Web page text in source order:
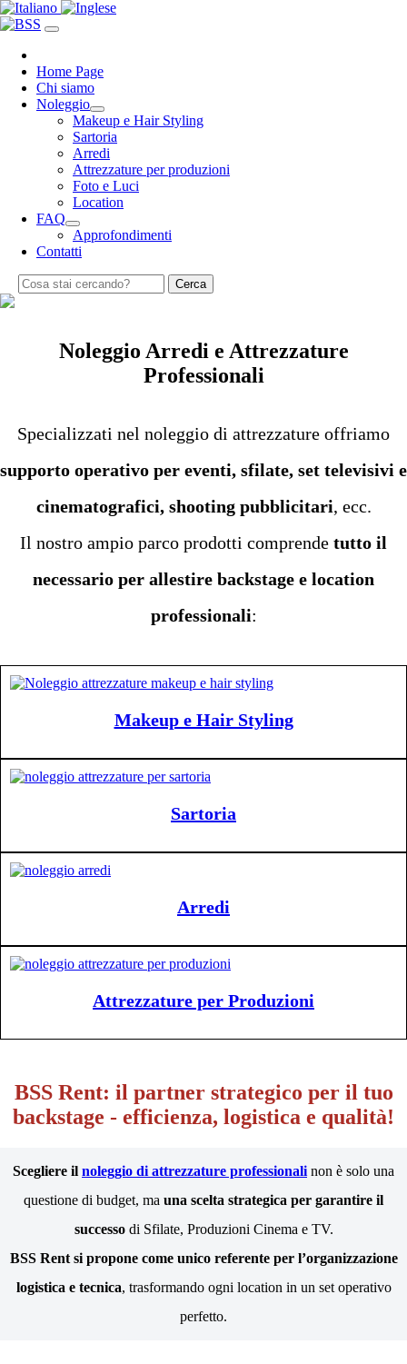
Home Page
Chi siamo
Noleggio
Makeup e Hair Styling
Sartoria
Arredi
Attrezzature per produzioni
Foto e Luci
Location
FAQ
Approfondimenti
Contatti
Cerca
Noleggio Arredi e Attrezzature
Professionali
Specializzati nel noleggio di attrezzature offriamo
supporto operativo per eventi, sfilate, set televisivi e
cinematografici, shooting pubblicitari, ecc.
Il nostro ampio parco prodotti comprende tutto il
necessario per allestire backstage e location
professionali:
Makeup e Hair Styling
Sartoria
Arredi
Attrezzature per Produzioni
BSS Rent: il partner strategico per il tuo
backstage - efficienza, logistica e qualità!
Scegliere il noleggio di attrezzature professionali non è solo una
questione di budget, ma una scelta strategica per garantire il
successodi Sfilate, Produzioni Cinema e TV.
BSS Rent si propone come unico referente per l’organizzazione
logistica e tecnica, trasformando ogni location in un set operativo
perfetto.